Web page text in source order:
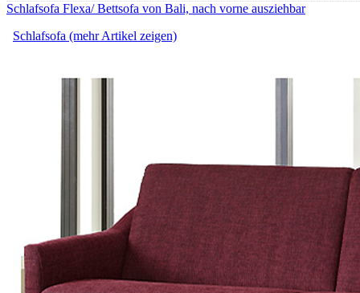
Schlafsofa Flexa/ Bettsofa von Bali, nach vorne ausziehbar
Schlafsofa (mehr Artikel zeigen)